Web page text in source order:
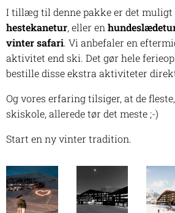
I tillæg til denne pakke er det muligt
hestekanetur, eller en
vinter safari. Vi anbefaler en
aktivitet end ski. Det gør hele
bestille disse ekstra aktiviteter
Og vores erfaring tilsiger, at de
skiskole, allerede tør det meste ;-)
Start en ny vinter tradition.